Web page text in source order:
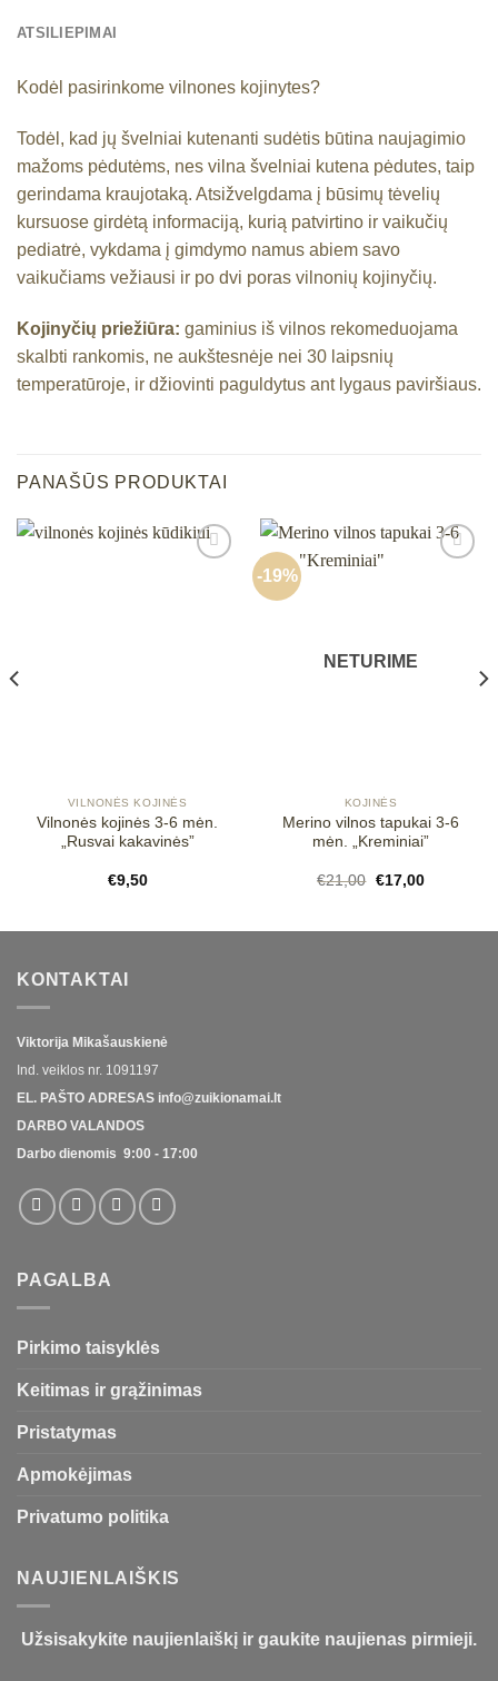
ATSILIEPIMAI
Kodėl pasirinkome vilnones kojinytes?
Todėl, kad jų švelniai kutenanti sudėtis būtina naujagimio
mažoms pėdutėms, nes vilna švelniai kutena pėdutes, taip
gerindama kraujotaką. Atsižvelgdama į būsimų tėvelių
kursuose girdėtą informaciją, kurią patvirtino ir vaikučių
pediatrė, vykdama į gimdymo namus abiem savo
vaikučiams vežiausi ir po dvi poras vilnonių kojinyčių.
Kojinyčių priežiūra: gaminius iš vilnos rekomeduojama
skalbti rankomis, ne aukštesnėje nei 30 laipsnių
temperatūroje, ir džiovinti paguldytus ant lygaus paviršiaus.
PANAŠŪS PRODUKTAI
VILNONĖS KOJINĖS
Vilnonės kojinės 3-6 mėn.
„Rusvai kakavinės”
€9,50
-19%
NETURIME
KOJINĖS
Merino vilnos tapukai 3-6
mėn. „Kreminiai”
€21,00 Original
€17,00Current
KONTAKTAI
Viktorija Mikašauskienė
Ind. veiklos nr. 1091197
EL. PAŠTO ADRESAS info@zuikionamai.lt
DARBO VALANDOS
Darbo dienomis 9:00 - 17:00
PAGALBA
Pirkimo taisyklės
Keitimas ir grąžinimas
Pristatymas
Apmokėjimas
Privatumo politika
NAUJIENLAIŠKIS
Užsisakykite naujienlaiškį ir gaukite naujienas pirmieji.